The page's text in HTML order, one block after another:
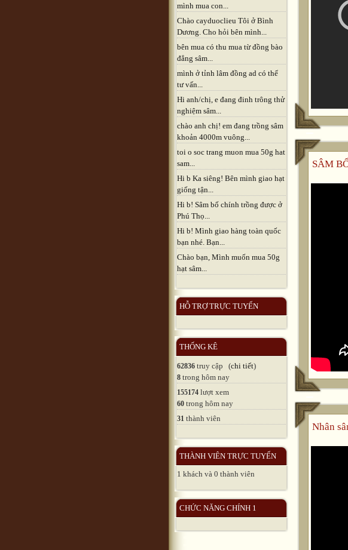
mình mua con...
Chào cayduoclieu Tôi ở Bình
Dương. Cho hỏi bên mình...
bên mua có thu mua từ đồng bào
đẳng sâm...
mình ở tỉnh lâm đồng ad có thể
tư vấn...
Hi anh/chị, e đang đinh trông thử
nghiệm sâm...
chào anh chị! em đang trồng sâm
khoản 4000m vuông...
toi o soc trang muon mua 50g hat
sam...
Hi b Ka siêng! Bên mình giao hạt
giống tận...
Hi b! Sâm bố chính trồng được ở
Phú Thọ...
Hi b! Mình giao hàng toàn quốc
bạn nhé. Bạn...
Chào bạn, Mình muốn mua 50g
hạt sâm...
HỖ TRỢ TRỰC TUYẾN
THỐNG KÊ
62836 truy cập (chi tiết)
8 trong hôm nay
155174 lượt xem
60 trong hôm nay
31 thành viên
THÀNH VIÊN TRỰC TUYẾN
1 khách và 0 thành viên
CHỨC NĂNG CHÍNH 1
SÂM
Nhân